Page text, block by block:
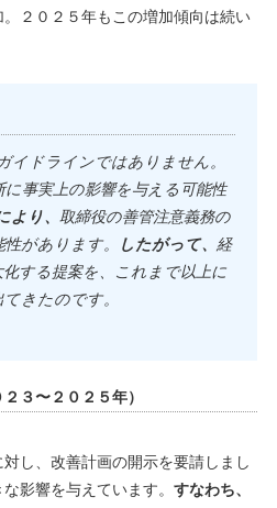
２０２５年もこの増加傾向は続い
イドラインではありません。
に事実上の影響を与える可能性
より、 取締役の善管注意義務の
があります。
したがって、 経
する提案を、これまで以上に
きたのです。
３〜２０２５年）
し、改善計画の開示を要請しまし
影響を与えています。 すなわち、